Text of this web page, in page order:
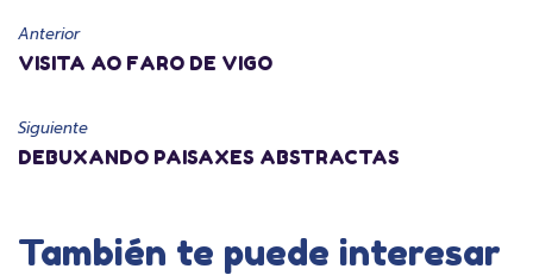
Anterior
VISITA AO FARO DE VIGO
Siguiente
DEBUXANDO PAISAXES ABSTRACTAS
También te puede interesar